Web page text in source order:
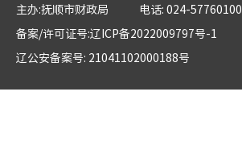
主办:抚顺市财政局
电话: 024-57760100
备案/许可证号:辽ICP备2022009797号-1
辽公安备案号: 21041102000188号